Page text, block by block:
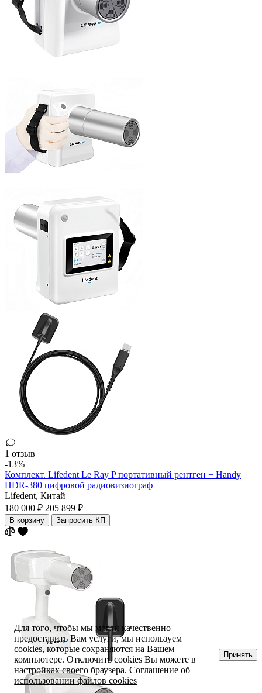
1 отзыв
-13%
Комплект. Lifedent Le Ray P портативный рентген + Handy
HDR-380 цифровой радиовизиограф
Lifedent, Китай
180 000 ₽ 205 899 ₽
В корзину Запросить КП
Для того, чтобы мы могли качественно
предоставить Вам услуги, мы используем
cookies, которые сохраняются на Вашем
компьютере. Отключить cookies Вы можете в
настройках своего браузера.Соглашение об
использовании файлов cookies
Принять